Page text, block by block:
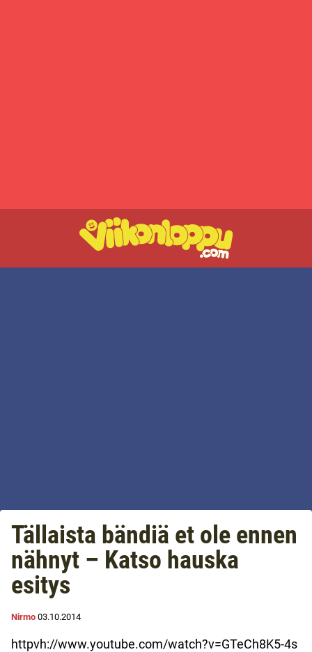
Tällaista bändiä et ole ennen
nähnyt – Katso hauska
esitys
Nirmo 03.10.2014
httpvh://www.youtube.com/watch?v=GTeCh8K5-4s